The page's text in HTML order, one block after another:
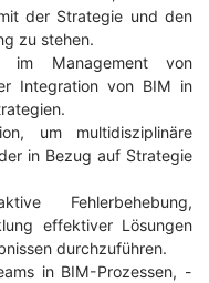
der Strategie und den
zu stehen.
im Management von
Integration von BIM in
um multidisziplinäre
in Bezug auf Strategie
Fehlerbehebung,
effektiver Lösungen
durchzuführen.
in BIM-Prozessen, -